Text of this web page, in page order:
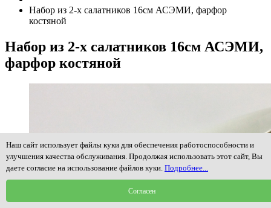
Набор из 2-х салатников 16см АСЭМИ, фарфор
костяной
Набор из 2-х салатников 16см АСЭМИ,
фарфор костяной
Наш сайт использует файлы куки для обеспечения работоспособности и
улучшения качества обслуживания. Продолжая использовать этот сайт, Вы
даете согласие на использование файлов куки. Подробнее...
Согласен